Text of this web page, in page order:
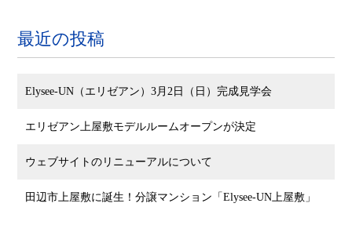
最近の投稿
Elysee-UN（エリゼアン）3月2日（日）完成見学会
エリゼアン上屋敷モデルルームオープンが決定
ウェブサイトのリニューアルについて
田辺市上屋敷に誕生！分譲マンション「Elysee-UN上屋敷」